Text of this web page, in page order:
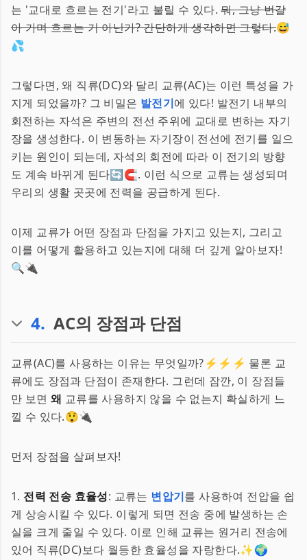
는 '교대로 흐르는 전기'라고 불릴 수 있다.뭐, 그냥 번갈
아 가며 흐르는 거 아닌가? 간단하게 생각하면 그렇다.😅
💦
그렇다면, 왜 직류(DC)와 달리 교류(AC)는 이런 특성을 가
지게 되었을까? 그 비밀은 발전기에 있다! 발전기 내부의
회전하는 자석은 주변의 전선 주위에 교대로 변하는 자기
장을 생성한다. 이 변동하는 자기장이 전선에 전기를 일으
키는 원인이 되는데, 자석의 회전에 따라 이 전기의 방향
도 계속 바뀌게 된다🔄🧲. 이런 식으로 교류는 생성되며
우리의 생활 곳곳에 전력을 공급하게 된다.
이제 교류가 어떤 장점과 단점을 가지고 있는지, 그리고
이를 어떻게 활용하고 있는지에 대해 더 깊게 알아보자!
🔍🔌
4. AC의 장점과 단점
교류(AC)를 사용하는 이유는 무엇일까?⚡⚡⚡ 물론 교
류에도 장점과 단점이 존재한다. 그런데 잠깐, 이 장점들
만 보면 왜 교류를 사용하지 않을 수 없는지 확실하게 느
낄 수 있다.😲🔌
먼저 장점을 살펴보자!
1. 전력 전송 효율성: 교류는 변압기를 사용하여 전압을 쉽
게 상승시킬 수 있다. 이렇게 되면 전송 중에 발생하는 손
실을 크게 줄일 수 있다. 이로 인해 교류는 원거리 전송에
있어 직류(DC)보다 월등한 효율성을 자랑한다.✨🌍